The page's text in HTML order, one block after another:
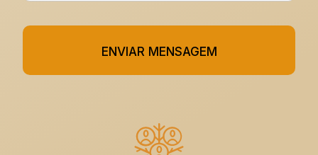
ENVIAR MENSAGEM